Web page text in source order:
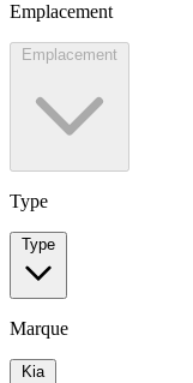
Emplacement
Emplacement
Type
Type
Marque
Kia